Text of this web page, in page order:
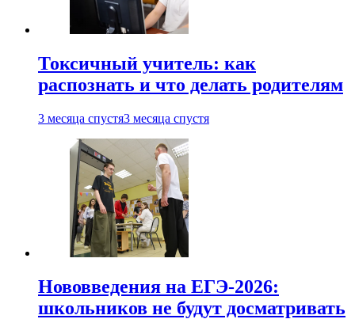
Токсичный учитель: как
распознать и что делать родителям
3 месяца спустя3 месяца спустя
Нововведения на ЕГЭ-2026:
школьников не будут досматривать